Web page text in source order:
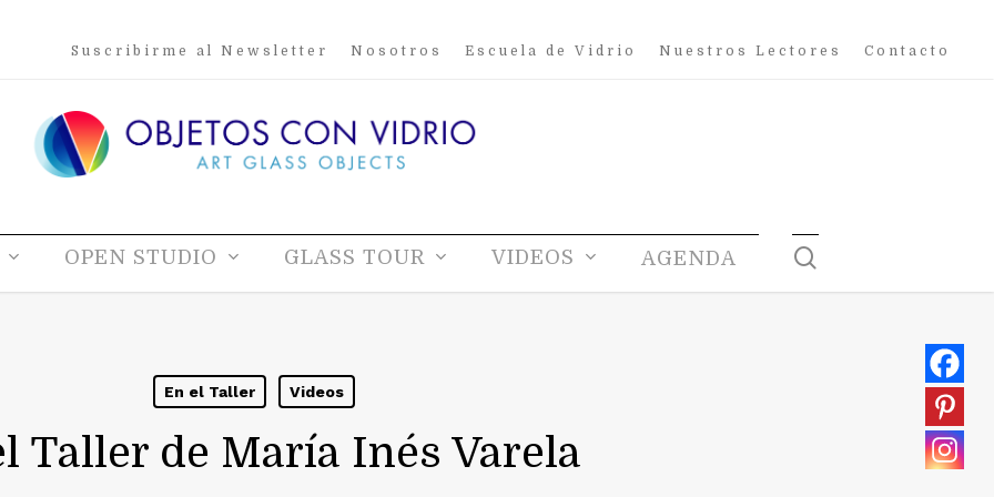
Suscribirme al Newsletter Nosotros Escuela de Vidrio Nuestros Lectores Contacto
OPEN STUDIO GLASS TOUR VIDEOS AGENDA
En el Taller Videos
Taller de María Inés Varela